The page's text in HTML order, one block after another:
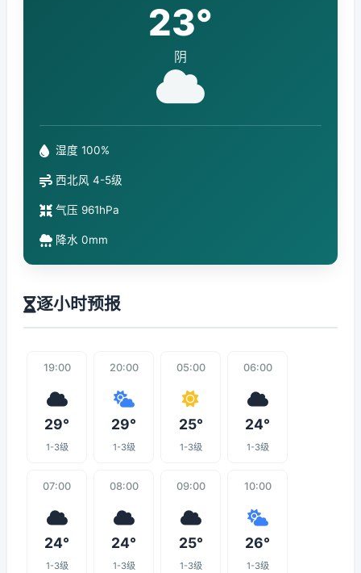
23°
阴
湿度 100%
西北风 4-5级
气压 961hPa
降水 0mm
逐小时预报
19:00
29°
1-3级
20:00
29°
1-3级
05:00
25°
1-3级
06:00
24°
1-3级
07:00
24°
1-3级
08:00
24°
1-3级
09:00
25°
1-3级
10:00
26°
1-3级